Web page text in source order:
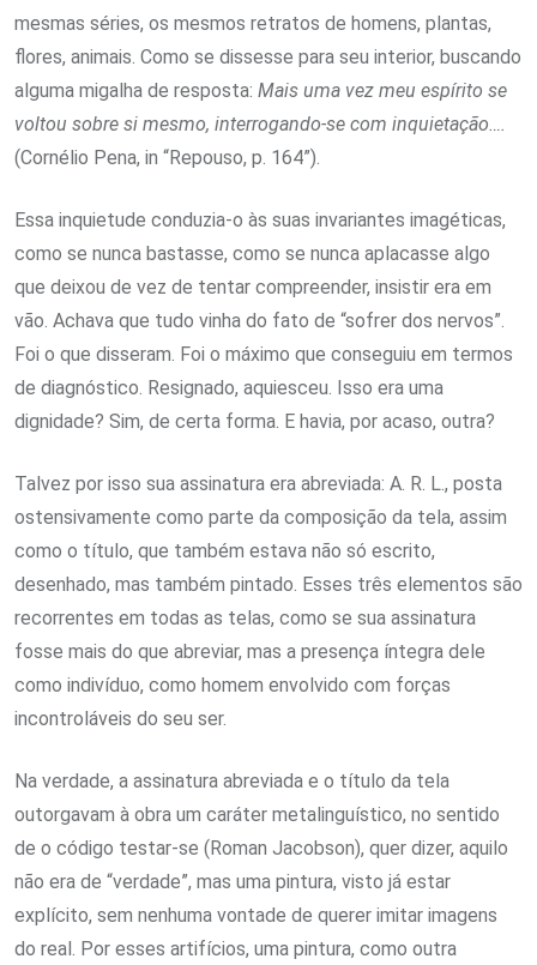
mesmas séries, os mesmos retratos de homens, plantas,
flores, animais. Como se dissesse para seu interior, buscando
alguma migalha de resposta: Mais uma vez meu espírito se
voltou sobre si mesmo, interrogando-se com inquietação….
(Cornélio Pena, in “Repouso, p. 164”).
Essa inquietude conduzia-o às suas invariantes imagéticas,
como se nunca bastasse, como se nunca aplacasse algo
que deixou de vez de tentar compreender, insistir era em
vão. Achava que tudo vinha do fato de “sofrer dos nervos”.
Foi o que disseram. Foi o máximo que conseguiu em termos
de diagnóstico. Resignado, aquiesceu. Isso era uma
dignidade? Sim, de certa forma. E havia, por acaso, outra?
Talvez por isso sua assinatura era abreviada: A. R. L., posta
ostensivamente como parte da composição da tela, assim
como o título, que também estava não só escrito,
desenhado, mas também pintado. Esses três elementos são
recorrentes em todas as telas, como se sua assinatura
fosse mais do que abreviar, mas a presença íntegra dele
como indivíduo, como homem envolvido com forças
incontroláveis do seu ser.
Na verdade, a assinatura abreviada e o título da tela
outorgavam à obra um caráter metalinguístico, no sentido
de o código testar-se (Roman Jacobson), quer dizer, aquilo
não era de “verdade”, mas uma pintura, visto já estar
explícito, sem nenhuma vontade de querer imitar imagens
do real. Por esses artifícios, uma pintura, como outra